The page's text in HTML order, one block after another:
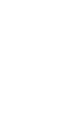
Facebook